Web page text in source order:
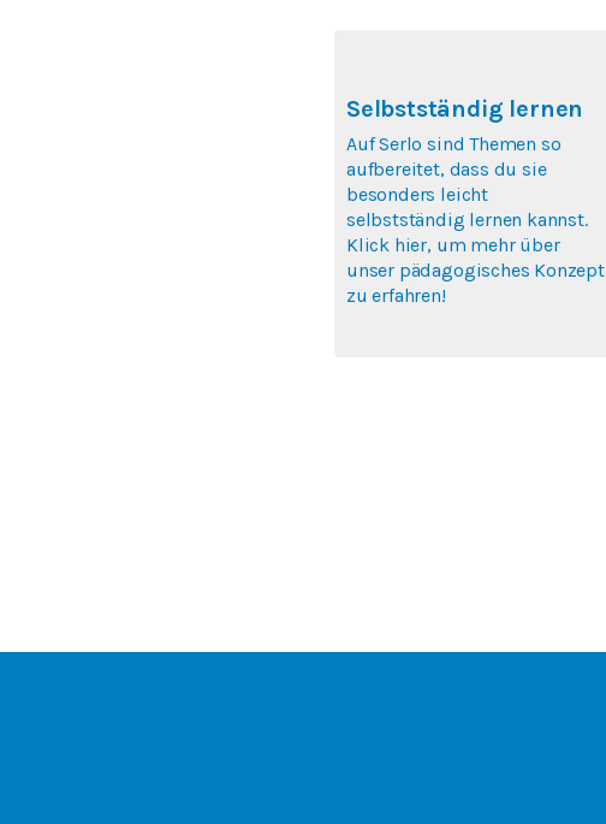
Selbstständig lernen
Auf Serlo sind Themen so
aufbereitet, dass du sie
besonders leicht
selbstständig lernen kannst.
Klick hier, um mehr über
unser pädagogisches Konzept
zu erfahren!